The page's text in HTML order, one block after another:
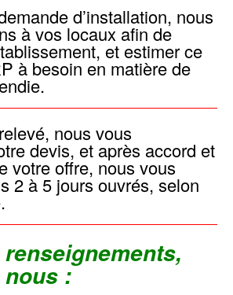
d’installation, nous
à vos locaux afin de
et estimer ce
à besoin en matière de
nous vous
devis, et après accord et
votre offre, nous vous
2 à 5 jours ouvrés, selon
nous :